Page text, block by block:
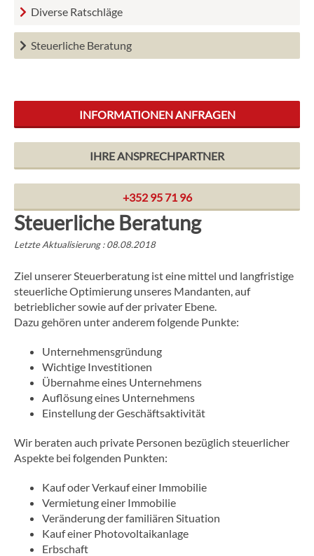
Diverse Ratschläge
Steuerliche Beratung
INFORMATIONEN ANFRAGEN
IHRE ANSPRECHPARTNER
+352 95 71 96
Steuerliche Beratung
Letzte Aktualisierung : 08.08.2018
Ziel unserer Steuerberatung ist eine mittel und langfristige
steuerliche Optimierung unseres Mandanten, auf
betrieblicher sowie auf der privater Ebene.
Dazu gehören unter anderem folgende Punkte:
Unternehmensgründung
Wichtige Investitionen
Übernahme eines Unternehmens
Auflösung eines Unternehmens
Einstellung der Geschäftsaktivität
Wir beraten auch private Personen bezüglich steuerlicher
Aspekte bei folgenden Punkten:
Kauf oder Verkauf einer Immobilie
Vermietung einer Immobilie
Veränderung der familiären Situation
Kauf einer Photovoltaikanlage
Erbschaft